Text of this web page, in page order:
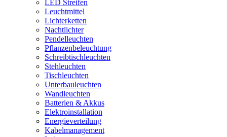
LED Streifen
Leuchtmittel
Lichterketten
Nachtlichter
Pendelleuchten
Pflanzenbeleuchtung
Schreibtischleuchten
Stehleuchten
Tischleuchten
Unterbauleuchten
Wandleuchten
Batterien & Akkus
Elektroinstallation
Energieverteilung
Kabelmanagement